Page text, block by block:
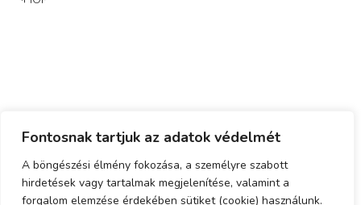
Fontosnak tartjuk az adatok védelmét
A böngészési élmény fokozása, a személyre szabott
hirdetések vagy tartalmak megjelenítése, valamint a
forgalom elemzése érdekében sütiket (cookie) használunk.
Adatkezelési tájékoztató
ÁSZF